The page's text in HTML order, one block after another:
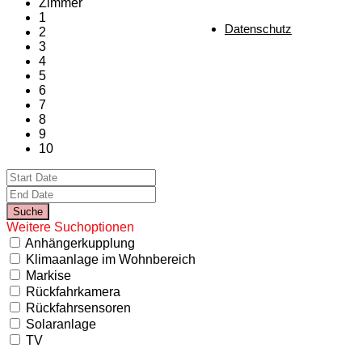
Datenschutz
1
2
3
4
5
6
7
8
9
10
Weitere Suchoptionen
Anhängerkupplung
Klimaanlage im Wohnbereich
Markise
Rückfahrkamera
Rückfahrsensoren
Solaranlage
TV